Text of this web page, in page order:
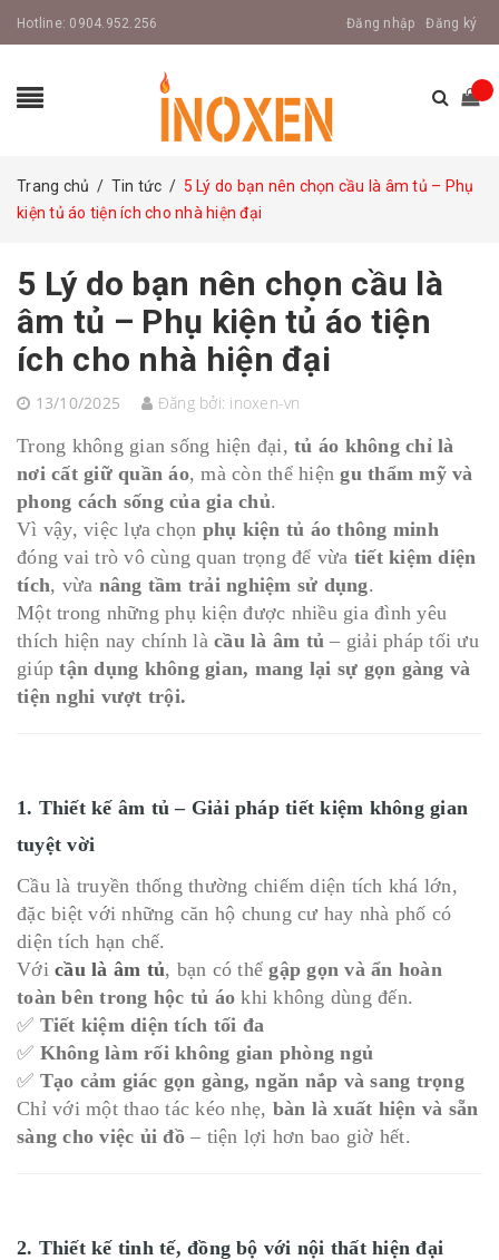
Hotline: 0904.952.256 Đăng nhập Đăng ký
Trang chủ / Tin tức / 5 Lý do bạn nên chọn cầu là âm tủ – Phụ
kiện tủ áo tiện ích cho nhà hiện đại
5 Lý do bạn nên chọn cầu là
âm tủ – Phụ kiện tủ áo tiện
ích cho nhà hiện đại
13/10/2025 Đăng bởi: inoxen-vn
Trong không gian sống hiện đại, tủ áo không chỉ là
nơi cất giữ quần áo, mà còn thể hiệngu thẩm mỹ và
phong cách sống của gia chủ.
Vì vậy, việc lựa chọn phụ kiện tủ áo thông minh
đóng vai trò vô cùng quan trọng để vừa tiết kiệm diện
tích, vừa nâng tầm trải nghiệm sử dụng.
Một trong những phụ kiện được nhiều gia đình yêu
thích hiện nay chính là cầu là âm tủ – giải pháp tối ưu
giúptận dụng không gian, mang lại sự gọn gàng và
tiện nghi vượt trội.
1. Thiết kế âm tủ – Giải pháp tiết kiệm không gian
tuyệt vời
Cầu là truyền thống thường chiếm diện tích khá lớn,
đặc biệt với những căn hộ chung cư hay nhà phố có
diện tích hạn chế.
Với cầu là âm tủ, bạn có thểgập gọn và ẩn hoàn
toàn bên trong hộc tủ áo khi không dùng đến.
✅ Tiết kiệm diện tích tối đa
✅ Không làm rối không gian phòng ngủ
✅ Tạo cảm giác gọn gàng, ngăn nắp và sang trọng
Chỉ với một thao tác kéo nhẹ, bàn là xuất hiện và sẵn
sàng cho việc ủi đồ– tiện lợi hơn bao giờ hết.
2. Thiết kế tinh tế, đồng bộ với nội thất hiện đại